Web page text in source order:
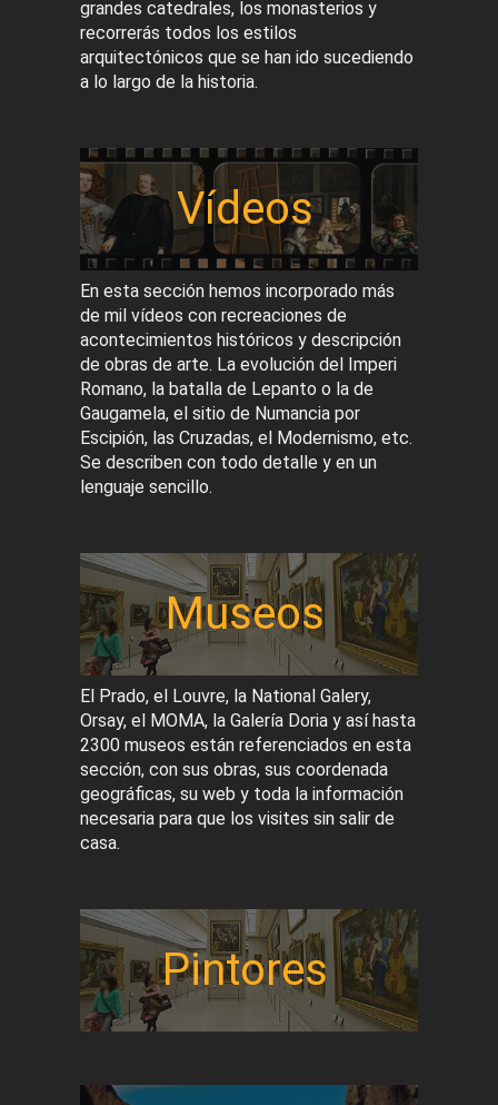
grandes catedrales, los monasterios y
recorrerás todos los estilos
arquitectónicos que se han ido sucediendo
a lo largo de la historia.
Vídeos
En esta sección hemos incorporado más
de mil vídeos con recreaciones de
acontecimientos históricos y descripción
de obras de arte. La evolución del Imperi
Romano, la batalla de Lepanto o la de
Gaugamela, el sitio de Numancia por
Escipión, las Cruzadas, el Modernismo, etc.
Se describen con todo detalle y en un
lenguaje sencillo.
Museos
El Prado, el Louvre, la National Galery,
Orsay, el MOMA, la Galería Doria y así hasta
2300 museos están referenciados en esta
sección, con sus obras, sus coordenada
geográficas, su web y toda la información
necesaria para que los visites sin salir de
casa.
Pintores